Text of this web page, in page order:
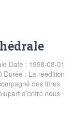
Date : 1998-08-01
Durée : La réédition
des titres
d’entre nous